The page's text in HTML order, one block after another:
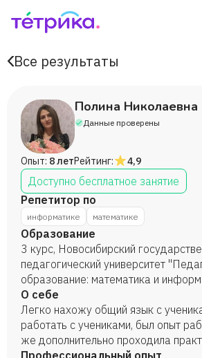
Все результаты
Полина Николаевна
Данные проверены
Опыт: 8 летРейтинг: 4,9
Доступно бесплатное занятие
Репетитор по
информатике математике
Образование
3 курс, Новосибирский
педагогический университет
образование: математика и
О себе
Легко нахожу общий язык с
работать с учениками, был опыт
же дополнительно проходила
Профессиональный опыт